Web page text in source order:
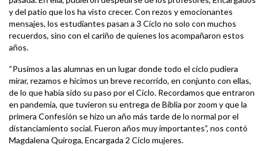
y del patio que los ha visto crecer. Con rezos y emocionantes
mensajes, los estudiantes pasan a 3 Ciclo no solo con muchos
recuerdos, sino con el cariño de quienes los acompañaron estos
años.
“Pusimos a las alumnas en un lugar donde todo el ciclo pudiera
mirar, rezamos e hicimos un breve recorrido, en conjunto con ellas,
de lo que había sido su paso por el Ciclo. Recordamos que entraron
en pandemia, que tuvieron su entrega de Biblia por zoom y que la
primera Confesión se hizo un año más tarde de lo normal por el
distanciamiento social. Fueron años muy importantes”, nos contó
Magdalena Quiroga, Encargada 2 Ciclo mujeres.